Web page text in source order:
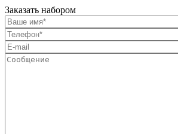
Заказать набором